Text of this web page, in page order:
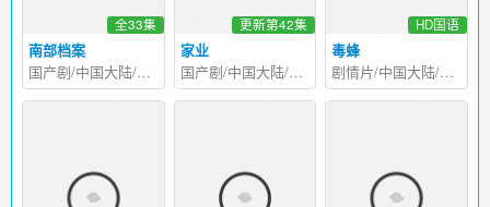
南部档案
全33集
国产剧/中国大陆/2026
家业
更新第42集
国产剧/中国大陆/2026
毒蜂
HD国语
剧情片/中国大陆/2023